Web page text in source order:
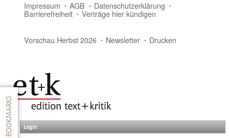
Impressum AGB Datenschutzerklärung
Barrierefreiheit Verträge hier kündigen
Vorschau Herbst 2026 Newsletter Drucken
Login